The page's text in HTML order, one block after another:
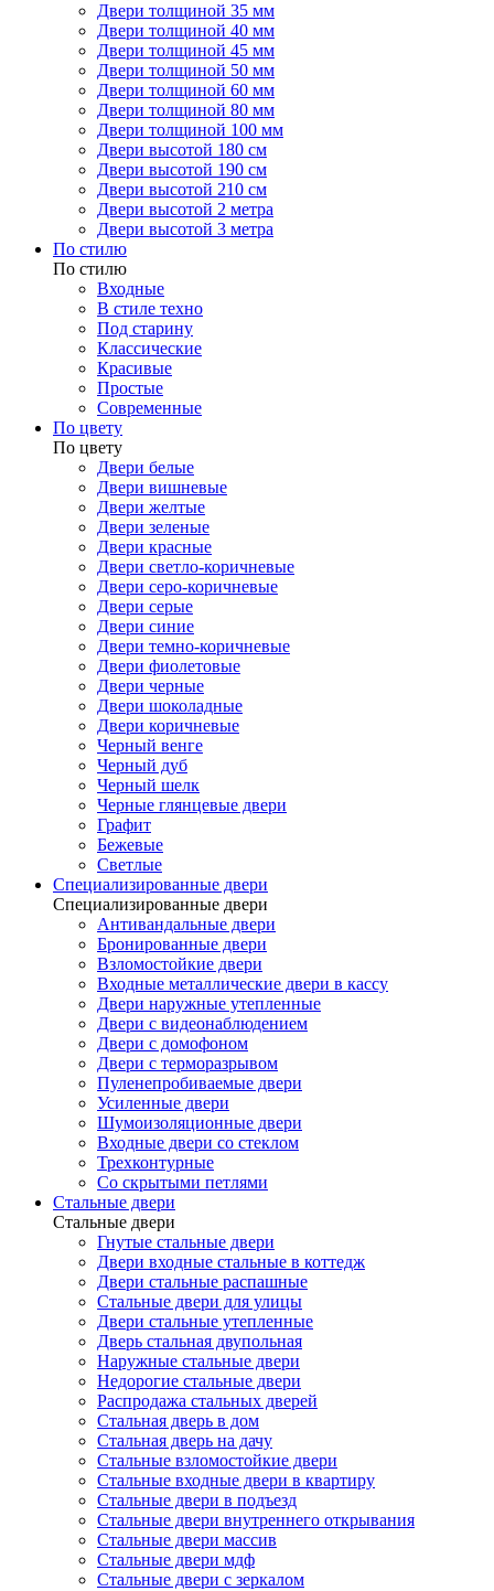
Двери толщиной 35 мм
Двери толщиной 40 мм
Двери толщиной 45 мм
Двери толщиной 50 мм
Двери толщиной 60 мм
Двери толщиной 80 мм
Двери толщиной 100 мм
Двери высотой 180 см
Двери высотой 190 см
Двери высотой 210 см
Двери высотой 2 метра
Двери высотой 3 метра
По стилю
По стилю
Входные
В стиле техно
Под старину
Классические
Красивые
Простые
Современные
По цвету
По цвету
Двери белые
Двери вишневые
Двери желтые
Двери зеленые
Двери красные
Двери светло-коричневые
Двери серо-коричневые
Двери серые
Двери синие
Двери темно-коричневые
Двери фиолетовые
Двери черные
Двери шоколадные
Двери коричневые
Черный венге
Черный дуб
Черный шелк
Черные глянцевые двери
Графит
Бежевые
Светлые
Специализированные двери
Специализированные двери
Антивандальные двери
Бронированные двери
Взломостойкие двери
Входные металлические двери в кассу
Двери наружные утепленные
Двери с видеонаблюдением
Двери с домофоном
Двери с терморазрывом
Пуленепробиваемые двери
Усиленные двери
Шумоизоляционные двери
Входные двери со стеклом
Трехконтурные
Со скрытыми петлями
Стальные двери
Стальные двери
Гнутые стальные двери
Двери входные стальные в коттедж
Двери стальные распашные
Стальные двери для улицы
Двери стальные утепленные
Дверь стальная двупольная
Наружные стальные двери
Недорогие стальные двери
Распродажа стальных дверей
Стальная дверь в дом
Стальная дверь на дачу
Стальные взломостойкие двери
Стальные входные двери в квартиру
Стальные двери в подъезд
Стальные двери внутреннего открывания
Стальные двери массив
Стальные двери мдф
Стальные двери с зеркалом